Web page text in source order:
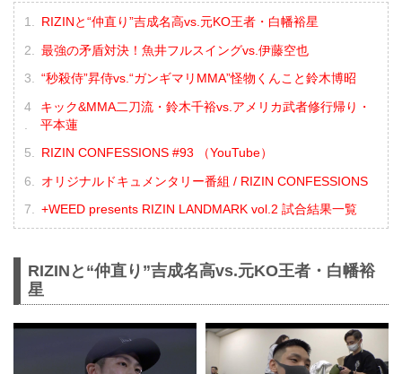
RIZINと“仲直り”吉成名高vs.元KO王者・白幡裕星
最強の矛盾対決！魚井フルスイングvs.伊藤空也
“秒殺侍”昇侍vs.“ガンギマリMMA”怪物くんこと鈴木博昭
キック&MMA二刀流・鈴木千裕vs.アメリカ武者修行帰り・
平本蓮
RIZIN CONFESSIONS #93 （YouTube）
オリジナルドキュメンタリー番組 / RIZIN CONFESSIONS
+WEED presents RIZIN LANDMARK vol.2 試合結果一覧
RIZINと“仲直り”吉成名高vs.元KO王者・白幡裕
星